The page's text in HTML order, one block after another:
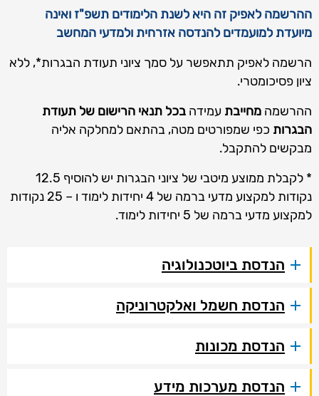
ההרשמה לאפיק זה היא לשנת הלימודים תשפ"ז ואינה
מיועדת למועמדים להנדסה אזרחית ולמדעי המחשב
הרשמה לאפיק תתאפשר על סמך ציוני תעודת הבגרות*, ללא
ציון פסיכומטרי.
ההרשמה מחייבת עמידה בכל תנאי הרישום של תעודת
הבגרות כפי שמפורטים מטה, בהתאם למחלקה אליה
מבקשים להתקבל.
* לקבלת ממוצע מיטבי של ציוני הבגרות יש להוסיף 12.5
נקודות למקצוע מדעי ברמה של 4 יחידות לימוד ו – 25 נקודות
למקצוע מדעי ברמה של 5 יחידות לימוד.
הנדסת ביוטכנולוגיה
הנדסת חשמל ואלקטרוניקה
הנדסת מכונות
הנדסת מערכות מידע